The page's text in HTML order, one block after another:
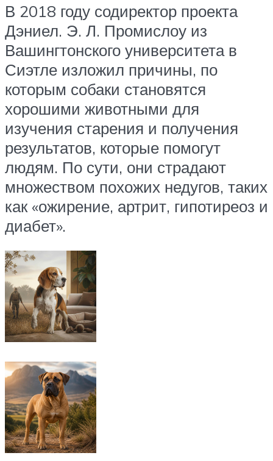
В 2018 году содиректор проекта
Дэниел. Э. Л. Промислоу из
Вашингтонского университета в
Сиэтле изложил причины, по
которым собаки становятся
хорошими животными для
изучения старения и получения
результатов, которые помогут
людям. По сути, они страдают
множеством похожих недугов, таких
как «ожирение, артрит, гипотиреоз и
диабет».